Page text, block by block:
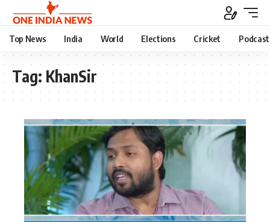
Top News India World Elections Cricket Podcast
Tag: KhanSir